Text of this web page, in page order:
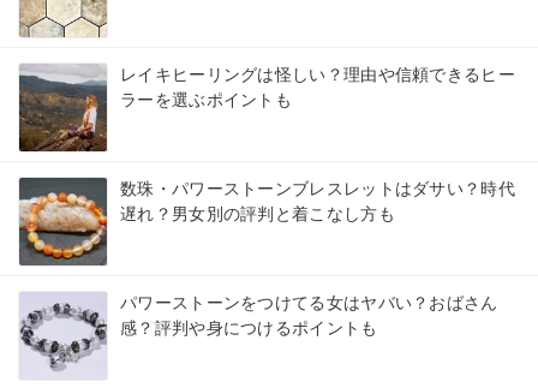
レイキヒーリングは怪しい？理由や信頼できるヒー
ラーを選ぶポイントも
数珠・パワーストーンブレスレットはダサい？時代
遅れ？男女別の評判と着こなし方も
パワーストーンをつけてる女はヤバい？おばさん
感？評判や身につけるポイントも